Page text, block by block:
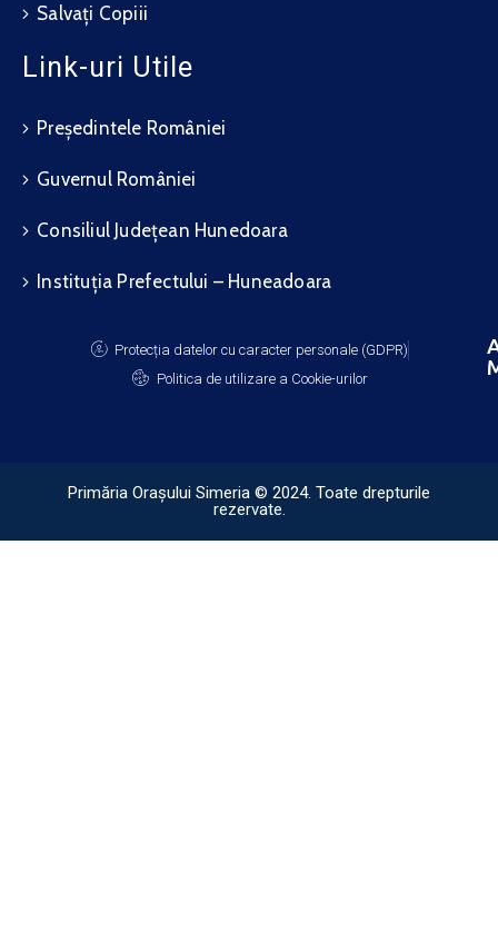
Salvați Copiii
Link-uri Utile
Președintele României
Guvernul României
Consiliul Județean Hunedoara
Instituția Prefectului – Huneadoara
Protecția datelor cu caracter personale (GDPR)
Politica de utilizare a Cookie-urilor
Primăria Orașului Simeria © 2024. Toate drepturile
rezervate.